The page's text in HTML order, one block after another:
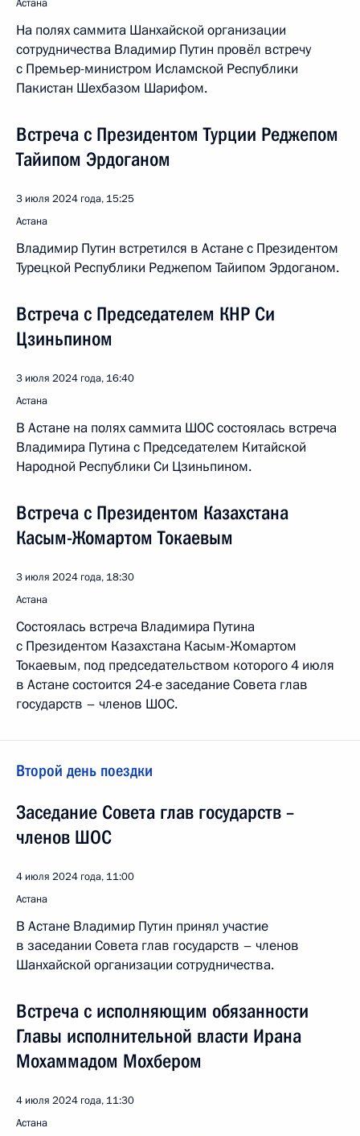
Астана
На полях саммита Шанхайской организации
сотрудничества Владимир Путин провёл встречу
с Премьер-министром Исламской Республики
Пакистан Шехбазом Шарифом.
Встреча с Президентом Турции Реджепом
Тайипом Эрдоганом
3 июля 2024 года, 15:25
Астана
Владимир Путин встретился в Астане с Президентом
Турецкой Республики Реджепом Тайипом Эрдоганом.
Встреча с Председателем КНР Си
Цзиньпином
3 июля 2024 года, 16:40
Астана
В Астане на полях саммита ШОС состоялась встреча
Владимира Путина с Председателем Китайской
Народной Республики Си Цзиньпином.
Встреча с Президентом Казахстана
Касым-Жомартом Токаевым
3 июля 2024 года, 18:30
Астана
Состоялась встреча Владимира Путина
с Президентом Казахстана Касым-Жомартом
Токаевым, под председательством которого 4 июля
в Астане состоится 24-е заседание Совета глав
государств – членов ШОС.
Второй день поездки
Заседание Совета глав государств –
членов ШОС
4 июля 2024 года, 11:00
Астана
В Астане Владимир Путин принял участие
в заседании Совета глав государств – членов
Шанхайской организации сотрудничества.
Встреча с исполняющим обязанности
Главы исполнительной власти Ирана
Мохаммадом Мохбером
4 июля 2024 года, 11:30
Астана